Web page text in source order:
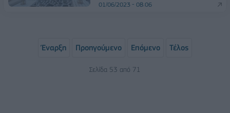
01/06/2023 - 08:06
Έναρξη Προηγούμενο Επόμενο Τέλος
Σελίδα 53 από 71